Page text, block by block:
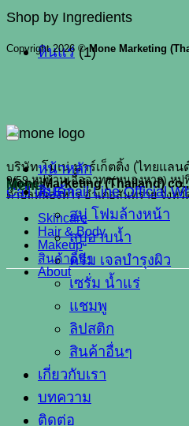
Shop by Ingredients
หินแร่ (1)
บริษัท โมเน่ มาร์เก็ตติ้ง (ไทยแลน
Mone Marketing (Thailand)
9/59 หมู่บ้านเอื้ออาทร(หนองหาร) หมู่
ตำบลหนองหาร อำเภอสันทราย จังหวั
Call us Email Line Official
Menu
Skincare
Hair & Body
Makeup
สินค้าอื่นๆ
About
Copyright 2026 ©Mone Marketing
หน้าหลัก
สินค้า
สบู่ โฟมล้างหน้า
สบู่อาบน้ำ
ครีม เจลบำรุงผิว
เซรั่ม น้ำแร่
แชมพู
ลิปสติก
สินค้าอื่นๆ
เกี่ยวกับเรา
บทความ
ติดต่อ